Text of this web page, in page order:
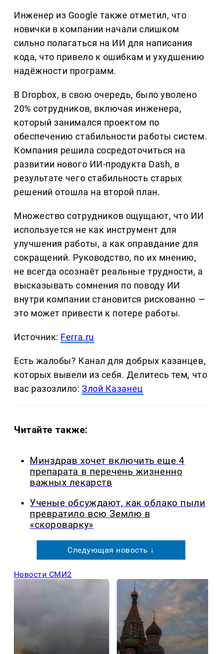
Инженер из Google также отметил, что
новички в компании начали слишком
сильно полагаться на ИИ для написания
кода, что привело к ошибкам и ухудшению
надёжности программ.
В Dropbox, в свою очередь, было уволено
20% сотрудников, включая инженера,
который занимался проектом по
обеспечению стабильности работы систем.
Компания решила сосредоточиться на
развитии нового ИИ-продукта Dash, в
результате чего стабильность старых
решений отошла на второй план.
Множество сотрудников ощущают, что ИИ
используется не как инструмент для
улучшения работы, а как оправдание для
сокращений. Руководство, по их мнению,
не всегда осознаёт реальные трудности, а
высказывать сомнения по поводу ИИ
внутри компании становится рискованно —
это может привести к потере работы.
Источник: Ferra.ru
Есть жалобы? Канал для добрых казанцев,
которых вывели из себя. Делитеcь тем, что
вас разозлило:Злой Казанец
Читайте также:
Минздрав хочет включить еще 4
препарата в перечень жизненно
важных лекарств
Ученые обсуждают, как облако пыли
превратило всю Землю в
«скороварку»
Следующая новость ↓
Новости СМИ2